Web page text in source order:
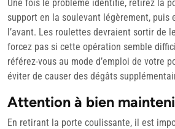
Une fois le problème identifié, retirez la
support en la soulevant légèrement, puis
l’avant. Les roulettes devraient sortir de
forcez pas si cette opération semble
référez-vous au mode d’emploi de votre
éviter de causer des dégâts
Attention à bien
En retirant la porte coulissante, il est